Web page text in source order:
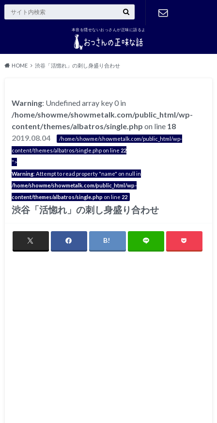
本音を隠せないおっさんが正味に語るよ
HOME 渋谷「活惚れ」の刺し身盛り合わせ
Warning: Undefined array key 0 in
/home/showme/showmetalk.com/public_html/wp-
content/themes/albatros/single.php on line 18
2019.08.04
/home/showme/showmetalk.com/public_html/wp-
content/themes/albatros/single.php on line 22
">
Warning: Attempt to read property "name" on null in
/home/showme/showmetalk.com/public_html/wp-
content/themes/albatros/single.php on line 22
渋谷「活惚れ」の刺し身盛り合わせ